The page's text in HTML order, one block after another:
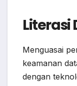
Literasi
Menguasai
keamanan
dengan